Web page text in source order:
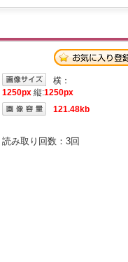
横：
1250px 縦:1250px
121.48kb
読み取り回数： 3回